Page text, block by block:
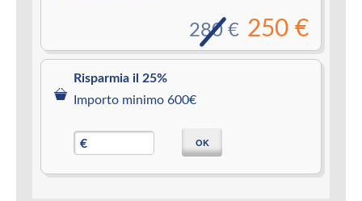
250 €
280 €
Risparmia il 25%
Importo minimo 600€
€ OK